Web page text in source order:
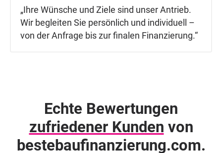
„Ihre Wünsche und Ziele sind unser Antrieb.
Wir begleiten Sie persönlich und individuell –
von der Anfrage bis zur finalen Finanzierung.“
Echte Bewertungen
zufriedener Kunden von
beste­baufinanzierung.com.